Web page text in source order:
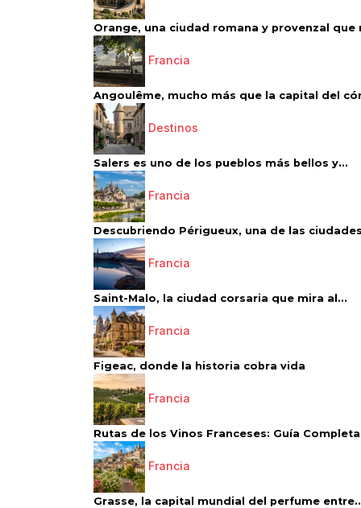
Orange, una ciudad romana y provenzal que
Francia
Angoulême, mucho más que la capital del
Destinos
Salers es uno de los pueblos más bellos y...
Francia
Descubriendo Périgueux, una de las
Francia
Saint-Malo, la ciudad corsaria que mira al...
Francia
Figeac, donde la historia cobra vida
Francia
Rutas de los Vinos Franceses: Guía
Francia
Grasse, la capital mundial del perfume